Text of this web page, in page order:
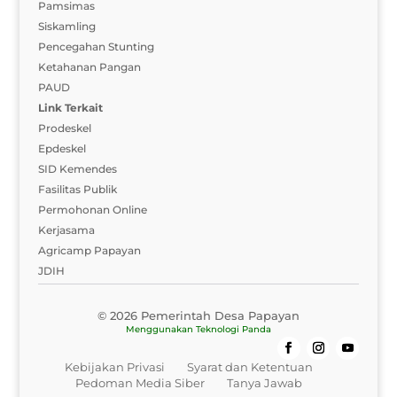
Pamsimas
Siskamling
Pencegahan Stunting
Ketahanan Pangan
PAUD
Link Terkait
Prodeskel
Epdeskel
SID Kemendes
Fasilitas Publik
Permohonan Online
Kerjasama
Agricamp Papayan
JDIH
© 2026 Pemerintah Desa Papayan
Menggunakan Teknologi Panda
Kebijakan Privasi
Syarat dan Ketentuan
Pedoman Media Siber
Tanya Jawab